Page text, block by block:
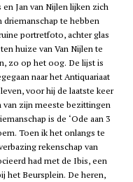
Jan van Nijlen lijken zich
driemanschap te hebben
portretfoto, achter glas
huize van Van Nijlen te
zo op het oog. De lijst is
naar het Antiquariaat
voor hij de laatste keer
van zijn meeste bezittingen
is de ‘Ode aan 3
Toen ik het onlangs te
rekenschap van
had met de Ibis, een
het Beursplein. De heren,